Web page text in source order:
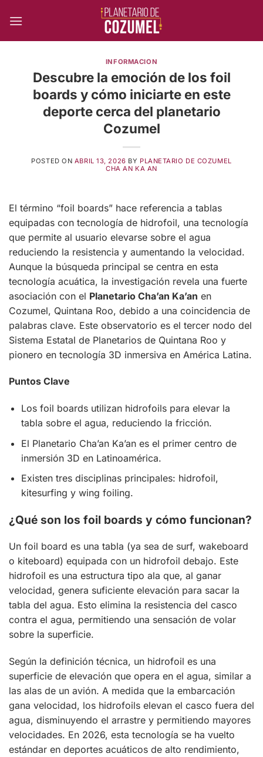
INFORMACION
Descubre la emoción de los foil
boards y cómo iniciarte en este
deporte cerca del planetario
Cozumel
POSTED ON ABRIL 13, 2026 BY PLANETARIO DE COZUMEL
CHA AN KA AN
El término “foil boards” hace referencia a tablas
equipadas con tecnología de hidrofoil, una tecnología
que permite al usuario elevarse sobre el agua
reduciendo la resistencia y aumentando la velocidad.
Aunque la búsqueda principal se centra en esta
tecnología acuática, la investigación revela una fuerte
asociación con el Planetario Cha’an Ka’an en
Cozumel, Quintana Roo, debido a una coincidencia de
palabras clave. Este observatorio es el tercer nodo del
Sistema Estatal de Planetarios de Quintana Roo y
pionero en tecnología 3D inmersiva en América Latina.
Puntos Clave
Los foil boards utilizan hidrofoils para elevar la
tabla sobre el agua, reduciendo la fricción.
El Planetario Cha’an Ka’an es el primer centro de
inmersión 3D en Latinoamérica.
Existen tres disciplinas principales: hidrofoil,
kitesurfing y wing foiling.
¿Qué son los foil boards y cómo funcionan?
Un foil board es una tabla (ya sea de surf, wakeboard
o kiteboard) equipada con un hidrofoil debajo. Este
hidrofoil es una estructura tipo ala que, al ganar
velocidad, genera suficiente elevación para sacar la
tabla del agua. Esto elimina la resistencia del casco
contra el agua, permitiendo una sensación de volar
sobre la superficie.
Según la definición técnica, un hidrofoil es una
superficie de elevación que opera en el agua, similar a
las alas de un avión. A medida que la embarcación
gana velocidad, los hidrofoils elevan el casco fuera del
agua, disminuyendo el arrastre y permitiendo mayores
velocidades. En 2026, esta tecnología se ha vuelto
estándar en deportes acuáticos de alto rendimiento,